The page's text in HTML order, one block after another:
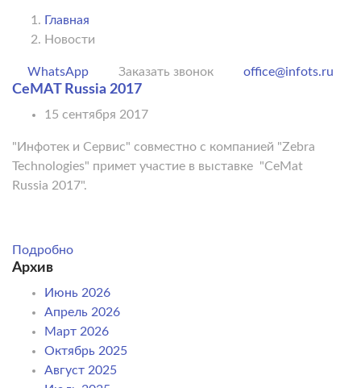
Главная
Новости
WhatsApp Заказать звонок office@infots.ru
CeMAT Russia 2017
15 сентября 2017
"Инфотек и Сервис" совместно с компанией "Zebra
Technologies" примет участие в выставке "CeMat
Russia 2017".
Подробно
Архив
Июнь 2026
Апрель 2026
Март 2026
Октябрь 2025
Август 2025